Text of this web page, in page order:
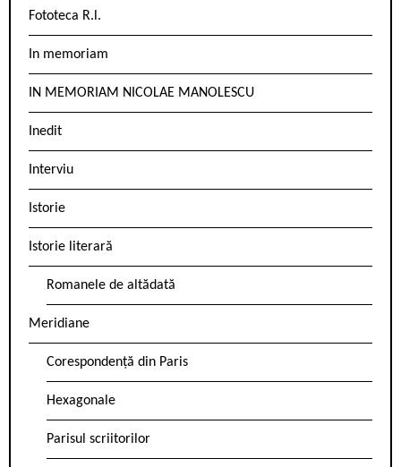
Fototeca R.l.
In memoriam
IN MEMORIAM NICOLAE MANOLESCU
Inedit
Interviu
Istorie
Istorie literară
Romanele de altădată
Meridiane
Corespondență din Paris
Hexagonale
Parisul scriitorilor